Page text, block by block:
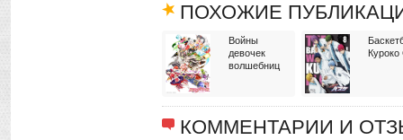
ПОХОЖИЕ
Войны
девочек
волшебниц
Куроко
КОММЕНТАРИИ И